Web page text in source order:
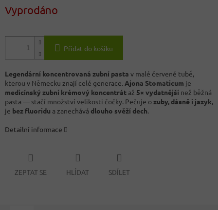
Vyprodáno
Přidat do košíku
Legendární koncentrovaná zubní pasta v malé červené tubě,
kterou v Německu znají celé generace. Ajona Stomaticum je
medicínský zubní krémový koncentrát až 5× vydatnější než běžná
pasta — stačí množství velikosti čočky. Pečuje ozuby, dásně i jazyk,
je bez fluoridu a zanechává dlouho svěží dech.
Detailní informace
ZEPTAT SE HLÍDAT SDÍLET